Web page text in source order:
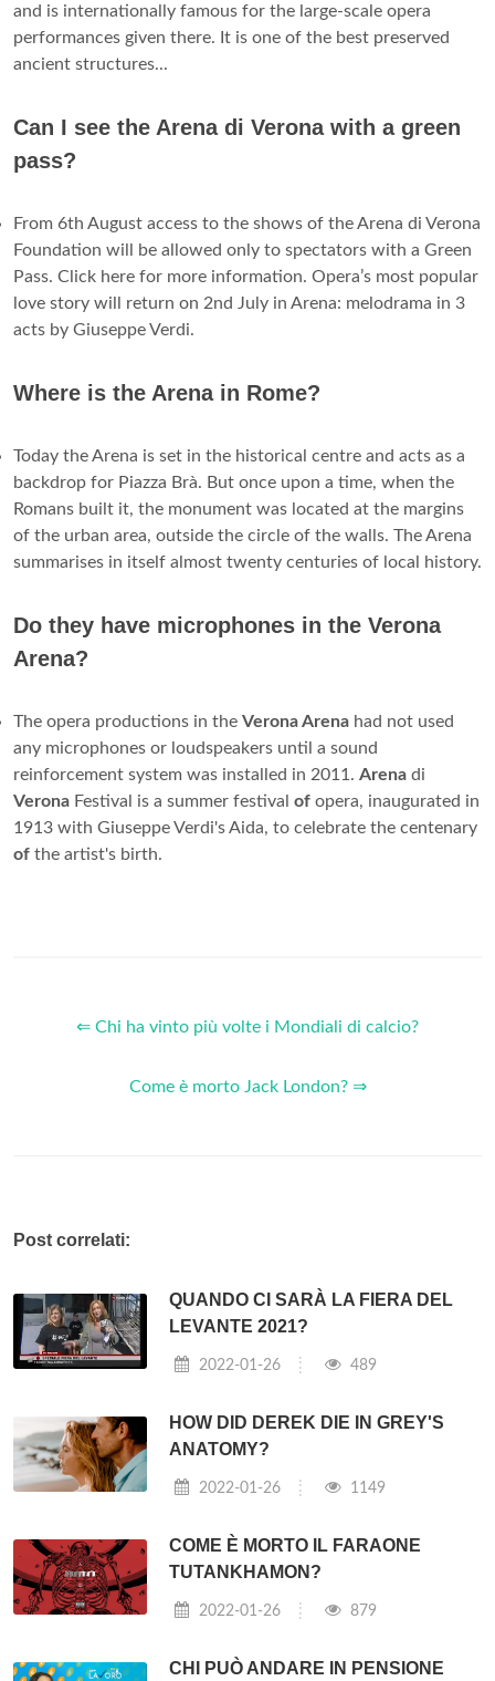
and is internationally famous for the large-scale opera
performances given there. It is one of the best preserved
ancient structures...
Can I see the Arena di Verona with a green
pass?
From 6th August access to the shows of the Arena di Verona
Foundation will be allowed only to spectators with a Green
Pass. Click here for more information. Opera’s most popular
love story will return on 2nd July in Arena: melodrama in 3
acts by Giuseppe Verdi.
Where is the Arena in Rome?
Today the Arena is set in the historical centre and acts as a
backdrop for Piazza Brà. But once upon a time, when the
Romans built it, the monument was located at the margins
of the urban area, outside the circle of the walls. The Arena
summarises in itself almost twenty centuries of local history.
Do they have microphones in the Verona
Arena?
The opera productions in the Verona Arena had not used
any microphones or loudspeakers until a sound
reinforcement system was installed in 2011. Arena di
Verona Festival is a summer festival of opera, inaugurated in
1913 with Giuseppe Verdi's Aida, to celebrate the centenary
of the artist's birth.
⇐ Chi ha vinto più volte i Mondiali di calcio?
Come è morto Jack London? ⇒
Post correlati:
QUANDO CI SARÀ LA FIERA DEL
LEVANTE 2021?
2022-01-26 489
HOW DID DEREK DIE IN GREY'S
ANATOMY?
2022-01-26 1149
COME È MORTO IL FARAONE
TUTANKHAMON?
2022-01-26 879
CHI PUÒ ANDARE IN PENSIONE